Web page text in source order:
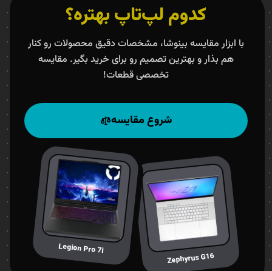
کدوم لپ‌تاپ بهتره؟
با ابزار مقایسه بینوشا، مشخصات دقیق محصولات رو کنار
هم بذار و بهترین تصمیم رو برای خرید بگیر. مقایسه
تخصصی قطعات!
شروع مقایسه
Zephyrus G16
Legion Pro 7i